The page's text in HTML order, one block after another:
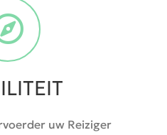
uw Reiziger